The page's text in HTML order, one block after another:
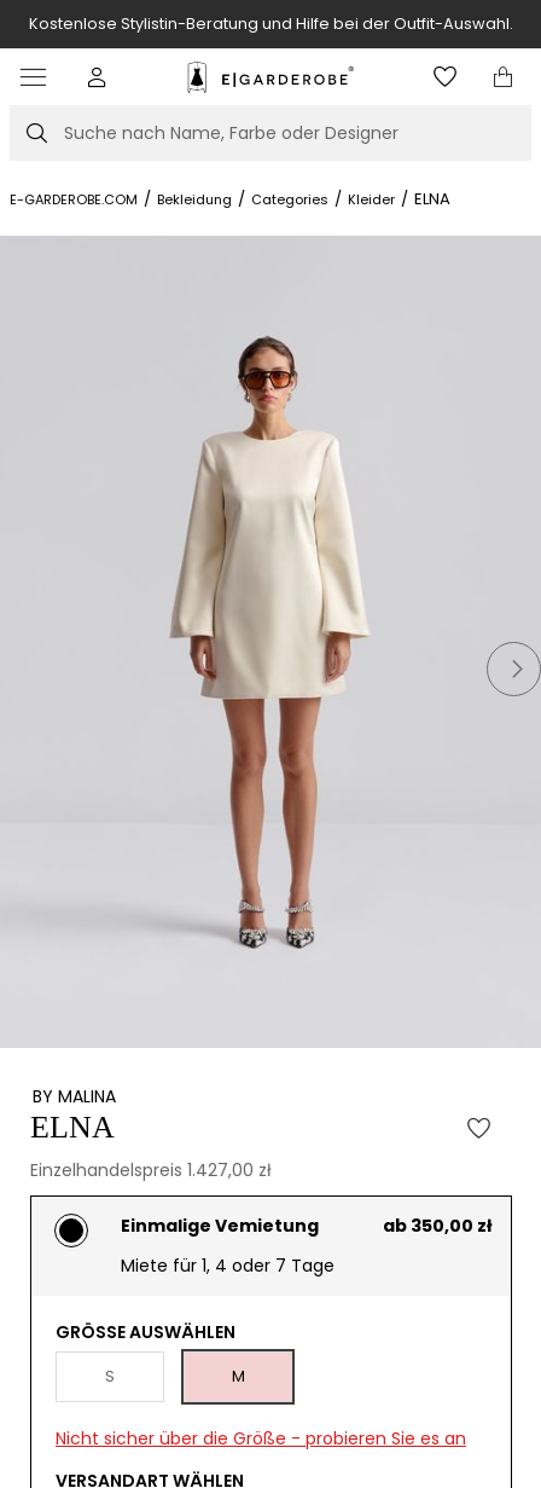
Kostenlose Stylistin-Beratung und Hilfe bei der Outfit-Auswahl.
Suche
E-GARDEROBE.COM / Bekleidung / Categories / Kleider / ELNA
BY MALINA
ELNA
Einzelhandelspreis 1.427,00 zł
Einmalige Vemietung
ab 350,00 zł
Miete für 1, 4 oder 7 Tage
GRÖSSE AUSWÄHLEN
S M
Nicht sicher über die Größe - probieren Sie es an
VERSANDART WÄHLEN